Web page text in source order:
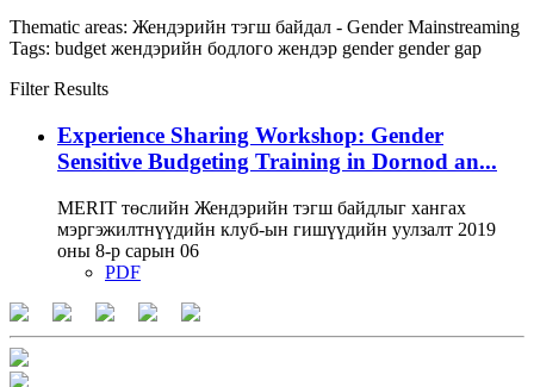
Thematic areas: Жендэрийн тэгш байдал - Gender Mainstreaming
Tags: budget жендэрийн бодлого жендэр gender gender gap
Filter Results
Experience Sharing Workshop: Gender
Sensitive Budgeting Training in Dornod an...
MERIT төслийн Жендэрийн тэгш байдлыг хангах
мэргэжилтнүүдийн клуб-ын гишүүдийн уулзалт 2019
оны 8-р сарын 06
PDF